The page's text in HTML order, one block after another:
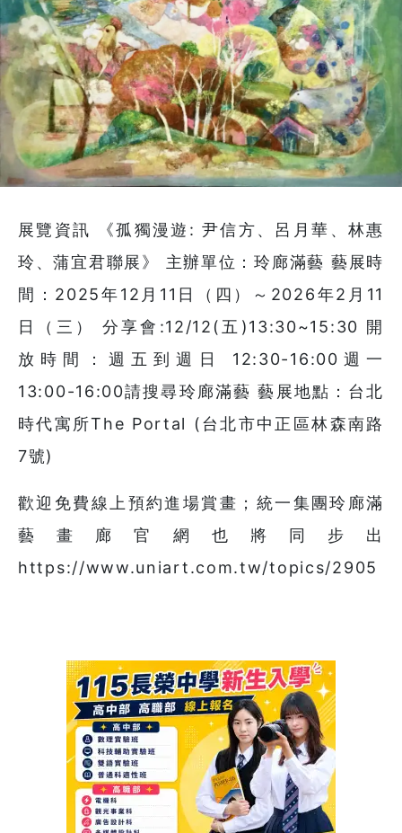
展覽資訊 《孤獨漫遊: 尹信方、呂月華、林惠
玲、蒲宜君聯展》 主辦單位：玲廊滿藝 藝展時
間：2025年12月11日（四）～2026年2月11
日（三） 分享會:12/12(五)13:30~15:30 開
放時間：週五到週日 12:30-16:00週一
13:00-16:00請搜尋玲廊滿藝 藝展地點：台北
時代寓所The Portal (台北市中正區林森南路
7號)
歡迎免費線上預約進場賞畫；統一集團玲廊滿
藝畫廊官網也將同步出
https://www.uniart.com.tw/topics/2905